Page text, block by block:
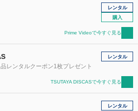
レンタル
購入
Prime Videoで今すぐ見る
品レンタルクーポン1枚プレゼント
レンタル
TSUTAYA DISCASで今すぐ見る
レンタル